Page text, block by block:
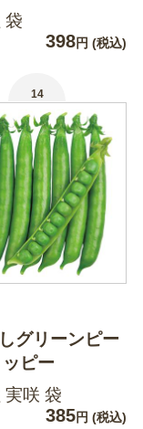
袋
398円 (税込)
14
グリーンピー
ピー
実咲 袋
385円 (税込)